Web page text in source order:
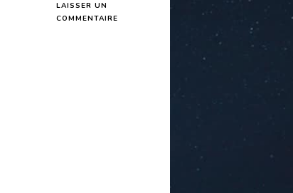
LAISSER UN
COMMENTAIRE